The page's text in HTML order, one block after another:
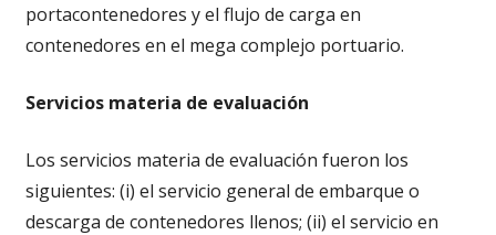
portacontenedores y el flujo de carga en
contenedores en el mega complejo portuario.
Servicios materia de evaluación
Los servicios materia de evaluación fueron los
siguientes: (i) el servicio general de embarque o
descarga de contenedores llenos; (ii) el servicio en